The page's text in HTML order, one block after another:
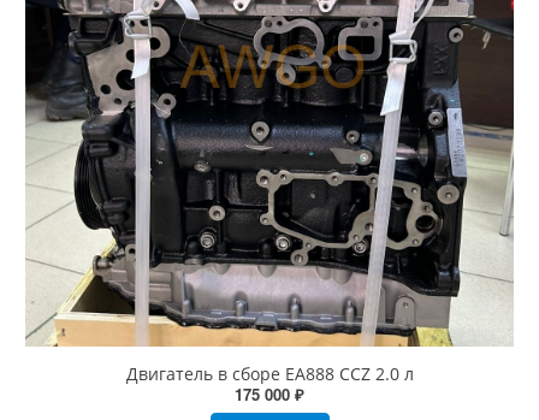
Двигатель в сборе EA888 CCZ 2.0 л
175 000 ₽